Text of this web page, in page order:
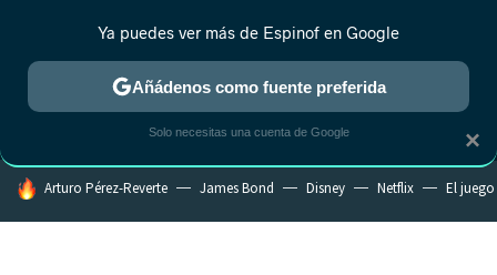
MENÚ NUEVO
ESTRENOS REALITY ANIME RANKINGS CINE
HOY SE HABLA DE
Arturo Pérez-Reverte James Bond Disney Netflix El
×
Ya puedes ver más de Espinof en Google
Añádenos como fuente preferida
Solo necesitas una cuenta de Google